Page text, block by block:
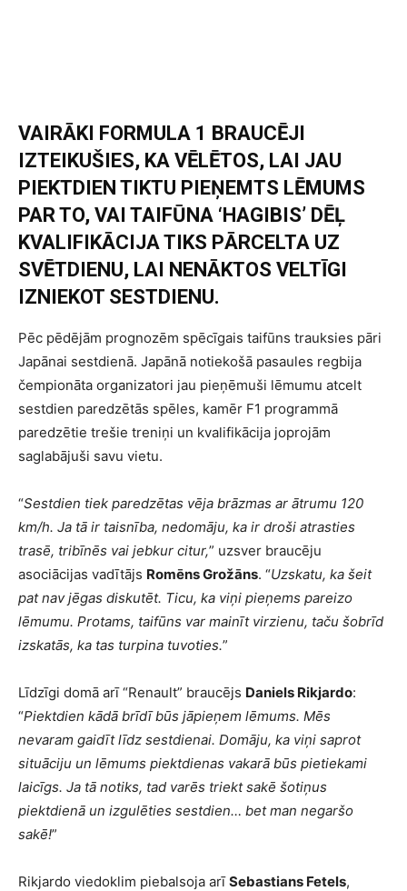
VAIRĀKI FORMULA 1 BRAUCĒJI
IZTEIKUŠIES, KA VĒLĒTOS, LAI JAU
PIEKTDIEN TIKTU PIEŅEMTS LĒMUMS
PAR TO, VAI TAIFŪNA ‘HAGIBIS’ DĒĻ
KVALIFIKĀCIJA TIKS PĀRCELTA UZ
SVĒTDIENU, LAI NENĀKTOS VELTĪGI
IZNIEKOT SESTDIENU.
Pēc pēdējām prognozēm spēcīgais taifūns trauksies pāri
Japānai sestdienā. Japānā notiekošā pasaules regbija
čempionāta organizatori jau pieņēmuši lēmumu atcelt
sestdien paredzētās spēles, kamēr F1 programmā
paredzētie trešie treniņi un kvalifikācija joprojām
saglabājuši savu vietu.
“Sestdien tiek paredzētas vēja brāzmas ar ātrumu 120
km/h. Ja tā ir taisnība, nedomāju, ka ir droši atrasties
trasē, tribīnēs vai jebkur citur,” uzsver braucēju
asociācijas vadītājs Romēns Grožāns. “Uzskatu, ka šeit
pat nav jēgas diskutēt. Ticu, ka viņi pieņems pareizo
lēmumu. Protams, taifūns var mainīt virzienu, taču šobrīd
izskatās, ka tas turpina tuvoties.”
Līdzīgi domā arī “Renault” braucējs Daniels Rikjardo:
“Piektdien kādā brīdī būs jāpieņem lēmums. Mēs
nevaram gaidīt līdz sestdienai. Domāju, ka viņi saprot
situāciju un lēmums piektdienas vakarā būs pietiekami
laicīgs. Ja tā notiks, tad varēs triekt sakē šotiņus
piektdienā un izgulēties sestdien… bet man negaršo
sakē!”
Rikjardo viedoklim piebalsoja arīSebastians Fetels,